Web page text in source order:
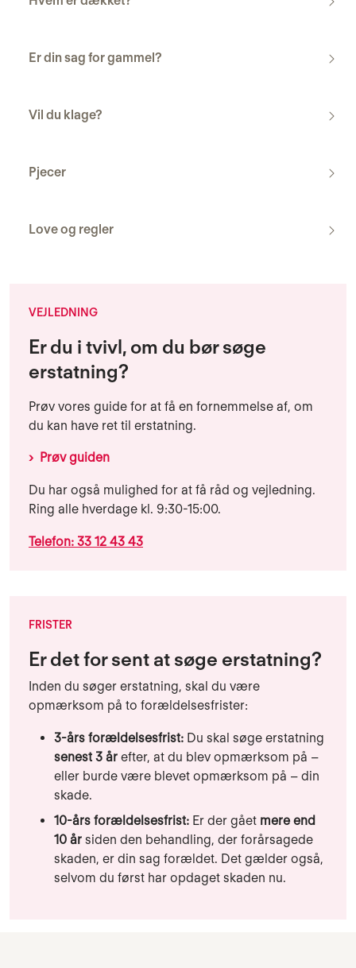
Er din sag for gammel?
Vil du klage?
Pjecer
Love og regler
VEJLEDNING
Er du i tvivl, om du bør søge
erstatning?
Prøv vores guide for at få en fornemmelse af, om
du kan have ret til erstatning.
Prøv guiden
Du har også mulighed for at få råd og vejledning.
Ring alle hverdage kl. 9:30-15:00.
Telefon: 33 12 43 43
FRISTER
Er det for sent at søge erstatning?
Inden du søger erstatning, skal du være
opmærksom på to forældelsesfrister:
3-års forældelsesfrist: Du skal søge erstatning
senest 3 år efter, at du blev opmærksom på –
eller burde være blevet opmærksom på – din
skade.
10-års forældelsesfrist: Er der gået mere end
10 år siden den behandling, der forårsagede
skaden, er din sag forældet. Det gælder også,
selvom du først har opdaget skaden nu.